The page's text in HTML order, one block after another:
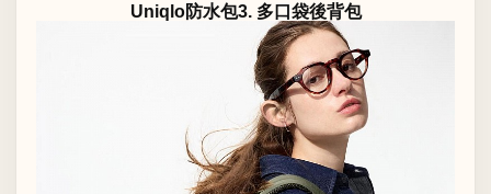
Uniqlo防水包3. 多口袋後背包